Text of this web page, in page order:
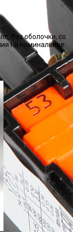
без оболочки, со
на номинальное